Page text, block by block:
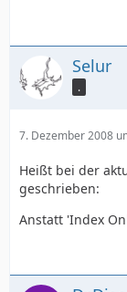
Selur
.
7. Dezember 2008
Heißt bei der
geschrieben:
Anstatt 'Index